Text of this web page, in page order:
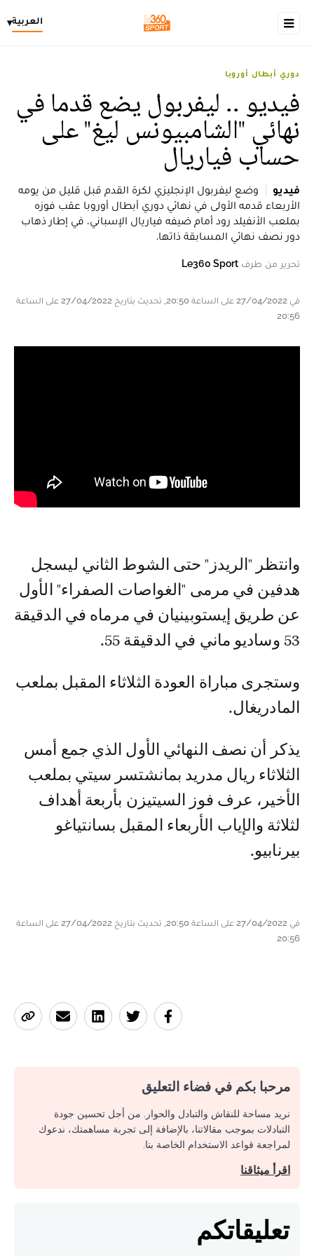
العربية▾
دوري أبطال أوروبا
فيديو .. ليفربول يضع قدما في
نهائي "الشامبيونس ليغ" على
حساب فياريال
فيديو
وضع ليفربول الإنجليزي لكرة القدم قبل قليل من يومه
الأربعاء قدمه الأولى في نهائي دوري أبطال أوروبا عقب فوزه
بملعب الأنفيلد رود أمام ضيفه فياريال الإسباني، في إطار ذهاب
دور نصف نهائي المسابقة ذاتها.
تحرير من طرف Le360 Sport
في 27/04/2022 على الساعة 20:50, تحديث بتاريخ 27/04/2022 على الساعة
20:56
وانتظر "الريدز" حتى الشوط الثاني ليسجل
هدفين في مرمى "الغواصات الصفراء" الأول
عن طريق إيستوبينيان في مرماه في الدقيقة
53 وساديو ماني في الدقيقة 55.
وستجرى مباراة العودة الثلاثاء المقبل بملعب
المادريغال.
يذكر أن نصف النهائي الأول الذي جمع أمس
الثلاثاء ريال مدريد بمانشتسر سيتي بملعب
الأخير، عرف فوز السيتيزن بأربعة أهداف
لثلاثة والإياب الأربعاء المقبل بسانتياغو
بيرنابيو.
في 27/04/2022 على الساعة 20:50, تحديث بتاريخ 27/04/2022 على الساعة
20:56
مرحبا بكم في فضاء التعليق
نريد مساحة للنقاش والتبادل والحوار. من أجل تحسين جودة
التبادلات بموجب مقالاتنا، بالإضافة إلى تجربة مساهمتك، ندعوك
لمراجعة قواعد الاستخدام الخاصة بنا.
اقرأ ميثاقنا
تعليقاتكم